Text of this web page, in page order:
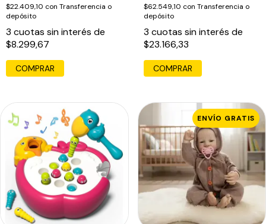
$22.409,10 con Transferencia o
depósito
3 cuotas sin interés de
$8.299,67
$62.549,10 con Transferencia o
depósito
3 cuotas sin interés de
$23.166,33
COMPRAR
ENVÍO GRATIS